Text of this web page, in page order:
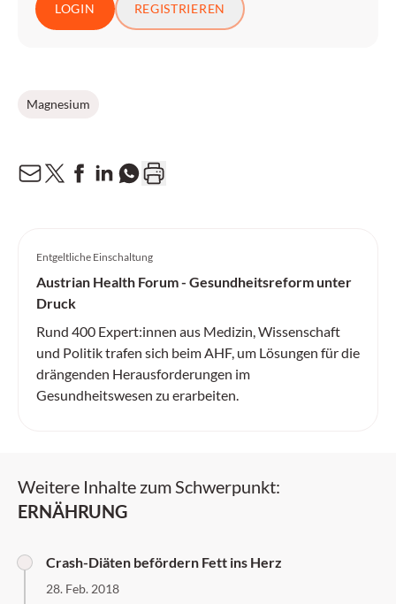
LOGIN REGISTRIEREN
Magnesium
Entgeltliche Einschaltung
Austrian Health Forum - Gesundheitsreform unter
Druck
Rund 400 Expert:innen aus Medizin, Wissenschaft
und Politik trafen sich beim AHF, um Lösungen für die
drängenden Herausforderungen im
Gesundheitswesen zu erarbeiten.
Weitere Inhalte zum Schwerpunkt:
ERNÄHRUNG
Crash-Diäten befördern Fett ins Herz
28. Feb. 2018